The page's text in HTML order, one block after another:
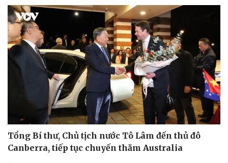
Tổng Bí thư, Chủ tịch nước Tô Lâm đến thủ đô
Canberra, tiếp tục chuyến thăm Australia